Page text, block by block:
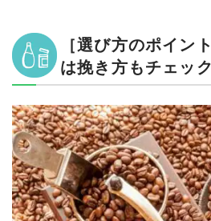
［選び方のポイン
は挽き方もチェッ